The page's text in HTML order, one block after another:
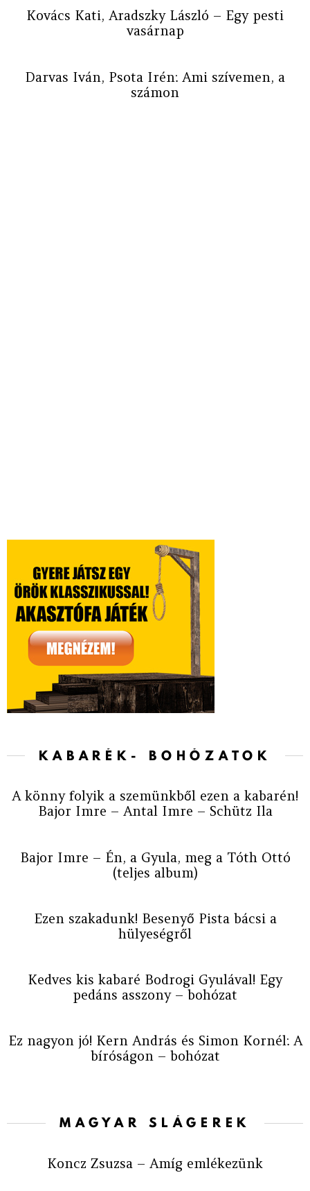
Kovács Kati, Aradszky László – Egy pesti
vasárnap
Darvas Iván, Psota Irén: Ami szívemen, a
számon
KABARÉK- BOHÓZATOK
A könny folyik a szemünkből ezen a kabarén!
Bajor Imre – Antal Imre – Schütz Ila
Bajor Imre – Én, a Gyula, meg a Tóth Ottó
(teljes album)
Ezen szakadunk! Besenyő Pista bácsi a
hülyeségről
Kedves kis kabaré Bodrogi Gyulával! Egy
pedáns asszony – bohózat
Ez nagyon jó! Kern András és Simon Kornél: A
bíróságon – bohózat
MAGYAR SLÁGEREK
Koncz Zsuzsa – Amíg emlékezünk